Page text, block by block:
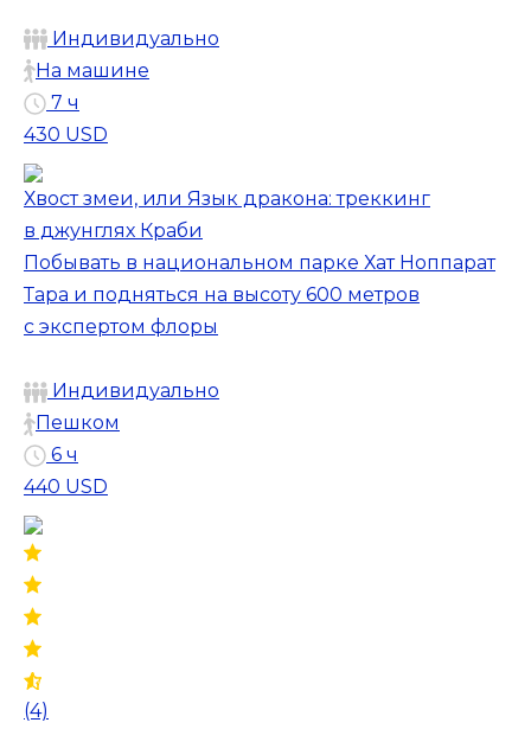
Индивидуально
На машине
7 ч
430 USD
Хвост змеи, или Язык дракона: треккинг
в джунглях Краби
Побывать в национальном парке Хат Ноппарат
Тара и подняться на высоту 600 метров
с экспертом флоры
Индивидуально
Пешком
6 ч
440 USD
(4)